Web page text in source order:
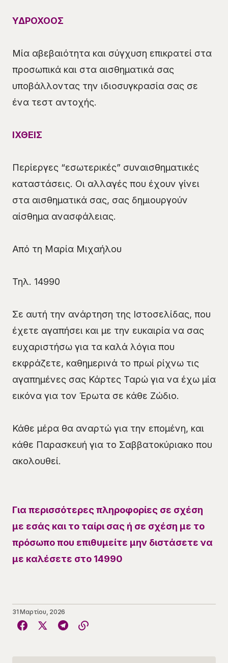
ΥΔΡΟΧΟΟΣ
Μία αβεβαιότητα και σύγχυση επικρατεί στα
προσωπικά και στα αισθηματικά σας
υποβάλλοντας την ιδιοσυγκρασία σας σε
ένα τεστ αντοχής.
ΙΧΘΕΙΣ
Περίεργες “εσωτερικές” συναισθηματικές
καταστάσεις. Οι αλλαγές που έχουν γίνει
στα αισθηματικά σας, σας δημιουργούν
αίσθημα ανασφάλειας.
Από τη Μαρία Μιχαήλου
Τηλ. 14990
Σε αυτή την ανάρτηση της Ιστοσελίδας, που
έχετε αγαπήσει και με την ευκαιρία να σας
ευχαριστήσω για τα καλά λόγια που
εκφράζετε, καθημερινά το πρωί ρίχνω τις
αγαπημένες σας Κάρτες Ταρώ για να έχω μία
εικόνα για τον Έρωτα σε κάθε Ζώδιο.
Κάθε μέρα θα αναρτώ για την επομένη, και
κάθε Παρασκευή για το Σαββατοκύριακο που
ακολουθεί.
Για περισσότερες πληροφορίες σε σχέση
με εσάς και το ταίρι σας ή σε σχέση με το
πρόσωπο που επιθυμείτε μην διστάσετε να
με καλέσετε στο 14990
31 Μαρτίου, 2026